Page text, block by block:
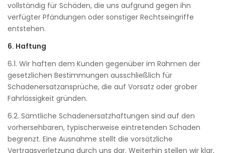
vollständig für Schäden, die uns aufgrund gegen ihn
verfügter Pfändungen oder sonstiger Rechtseingriffe
entstehen.
6. Haftung
6.1. Wir haften dem Kunden gegenüber im Rahmen der
gesetzlichen Bestimmungen ausschließlich für
Schadenersatzansprüche, die auf Vorsatz oder grober
Fahrlässigkeit gründen.
6.2. Sämtliche Schadenersatzhaftungen sind auf den
vorhersehbaren, typischerweise eintretenden Schaden
begrenzt. Eine Ausnahme stellt die vorsätzliche
Vertragsverletzung durch uns dar. Weiterhin stellen wir klar,